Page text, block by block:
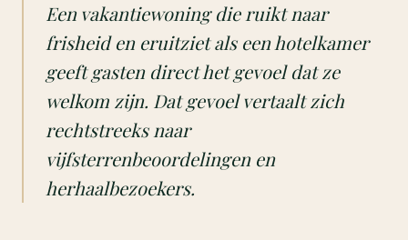
Een vakantiewoning die ruikt naar
frisheid en eruitziet als een hotelkamer
geeft gasten direct het gevoel dat ze
welkom zijn. Dat gevoel vertaalt zich
rechtstreeks naar
vijfsterrenbeoordelingen en
herhaalbezoekers.